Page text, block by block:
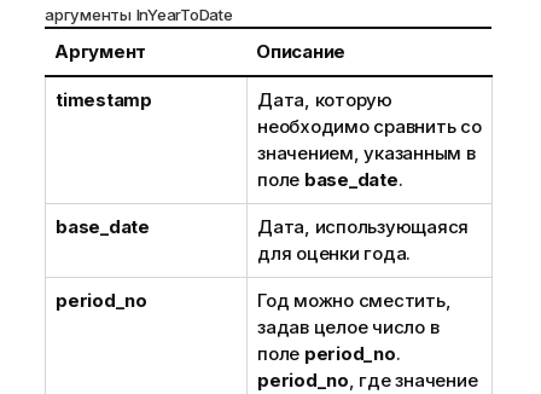
аргументы InYearToDate
Аргумент Описание
timestamp
Дата, которую
необходимо сравнить со
значением, указанным в
поле base_date.
base_date
Дата, использующаяся
для оценки года.
period_no
Год можно сместить,
задав целое число в
поле period_no.
period_no, где значение